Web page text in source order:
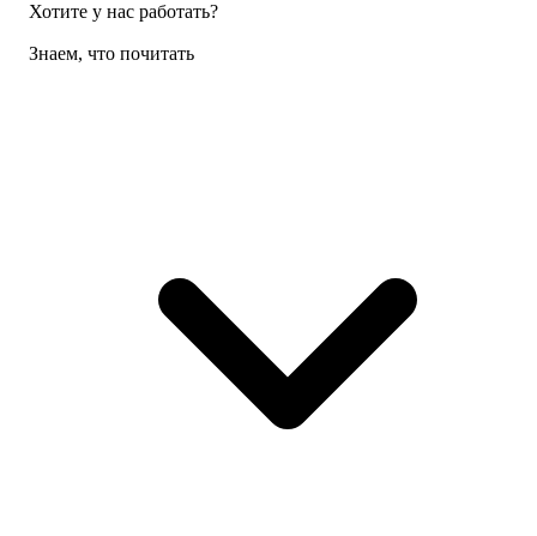
Хотите у нас работать?
Знаем, что почитать